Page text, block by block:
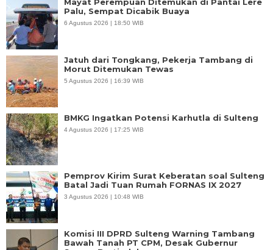
Palu, Sempat Dicabik Buaya
6 Agustus 2026 | 18:50 WIB
Jatuh dari Tongkang, Pekerja Tambang di
Morut Ditemukan Tewas
5 Agustus 2026 | 16:39 WIB
BMKG Ingatkan Potensi Karhutla di Sulteng
4 Agustus 2026 | 17:25 WIB
Pemprov Kirim Surat Keberatan soal Sulteng
Batal Jadi Tuan Rumah FORNAS IX 2027
3 Agustus 2026 | 10:48 WIB
Komisi III DPRD Sulteng Warning Tambang
Bawah Tanah PT CPM, Desak Gubernur